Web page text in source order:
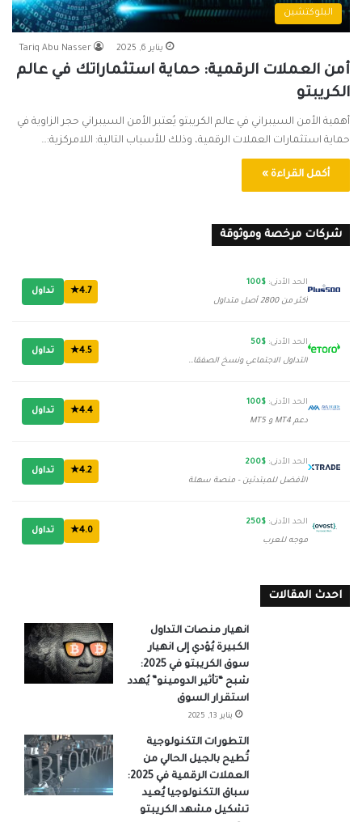
البلوكتشين
Tariq Abu Nasser يناير 6, 2025
أمن العملات الرقمية: حماية استثماراتك في عالم
الكريبتو
أهمية الأمن السيبراني في عالم الكريبتو يُعتبر الأمن السيبراني حجر الزاوية في
حماية استثمارات العملات الرقمية، وذلك للأسباب التالية: اللامركزية:…
أكمل القراءة »
شركات مرخصة وموثوقة
الحد الأدنى: $100
أكثر من 2800 أصل متداول
4.7★ تداول
الحد الأدنى: $50
التداول الاجتماعي ونسخ الصفقات
4.5★ تداول
الحد الأدنى: $100
دعم MT4 و MT5
4.4★ تداول
الحد الأدنى: $200
الأفضل للمبتدئين - منصة سهلة
4.2★ تداول
الحد الأدنى: $250
موجه للعرب
4.0★ تداول
احدث المقالات
انهيار منصات التداول
الكبيرة يُؤدي إلى انهيار
سوق الكريبتو في 2025:
شبح “تأثير الدومينو” يُهدد
استقرار السوق
يناير 13, 2025
التطورات التكنولوجية
تُطيح بالجيل الحالي من
العملات الرقمية في 2025:
سباق التكنولوجيا يُعيد
تشكيل مشهد الكريبتو